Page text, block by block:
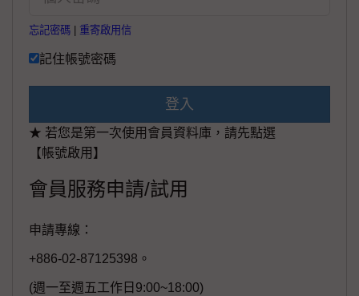
忘記密碼 重寄啟用信
記住帳號密碼
登入
★ 若您是第一次使用會員資料庫，請先點選
【帳號啟用】
會員服務申請/試用
申請專線：
+886-02-87125398。
(週一至週五工作日9:00~18:00)